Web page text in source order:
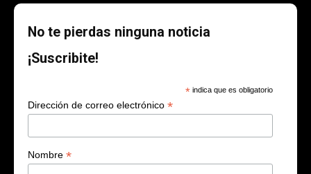
No te pierdas ninguna noticia
¡Suscribite!
* indica que es obligatorio
Dirección de correo electrónico *
Nombre *